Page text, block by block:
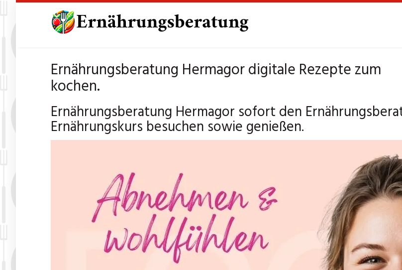
Ernährungsberatung Hermagor digitale Rezepte zum
kochen.
Ernährungsberatung Hermagor sofort den
Ernährungskurs besuchen sowie genießen.